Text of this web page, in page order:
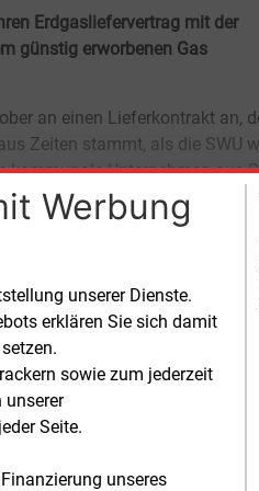
Werbung
unserer Dienste.
erklären Sie sich damit
sowie zum jederzeit
unserer
Seite.
unseres
Erdgasliefervertrag mit der
günstig erworbenen Gas
die Ulmer im letzten Jahr ih